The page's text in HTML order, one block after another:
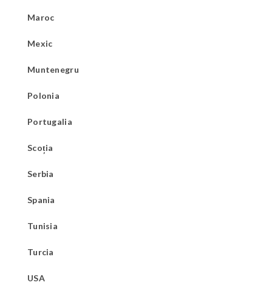
Maroc
Mexic
Muntenegru
Polonia
Portugalia
Scoția
Serbia
Spania
Tunisia
Turcia
USA